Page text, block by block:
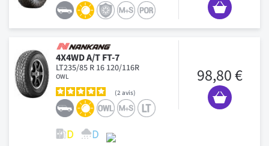
4X4WD A/T FT-7
LT235/85 R 16 120/116R
OWL
2 avis
98,80 €